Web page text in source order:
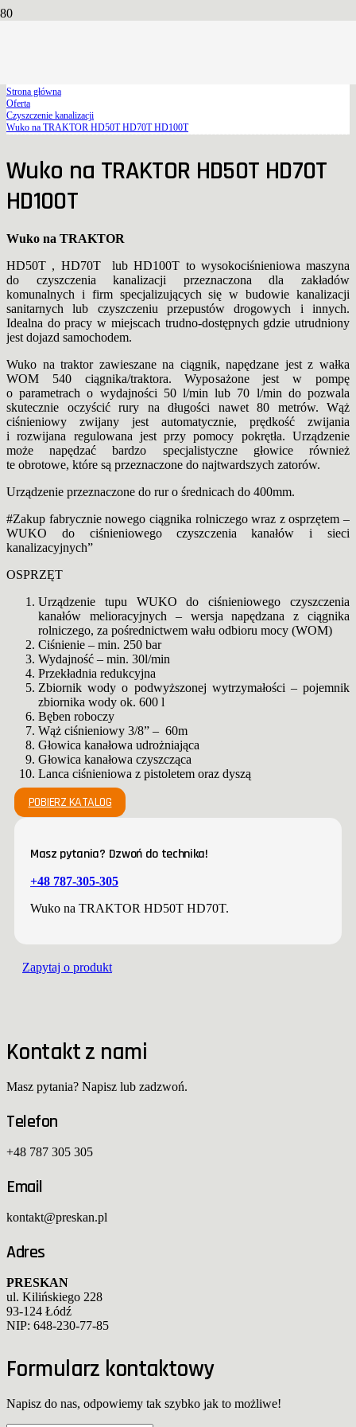
Strona główna
Oferta
Czyszczenie kanalizacji
Wuko na TRAKTOR HD50T HD70T HD100T
Wuko na TRAKTOR HD50T HD70T
HD100T
Wuko na TRAKTOR
HD50T , HD70T lub HD100T to wysokociśnieniowa maszyna
do czyszczenia kanalizacji przeznaczona dla zakładów
komunalnych i firm specjalizujących się w budowie kanalizacji
sanitarnych lub czyszczeniu przepustów drogowych i innych.
Idealna do pracy w miejscach trudno-dostępnych gdzie utrudniony
jest dojazd samochodem.
Wuko na traktor zawieszane na ciągnik, napędzane jest z wałka
WOM 540 ciągnika/traktora. Wyposażone jest w pompę
o parametrach o wydajności 50 l/min lub 70 l/min do pozwala
skutecznie oczyścić rury na długości nawet 80 metrów. Wąż
ciśnieniowy zwijany jest automatycznie, prędkość zwijania
i rozwijana regulowana jest przy pomocy pokrętła. Urządzenie
może napędzać bardzo specjalistyczne głowice również
te obrotowe, które są przeznaczone do najtwardszych zatorów.
Urządzenie przeznaczone do rur o średnicach do 400mm.
#Zakup fabrycznie nowego ciągnika rolniczego wraz z osprzętem –
WUKO do ciśnieniowego czyszczenia kanałów i sieci
kanalizacyjnych”
OSPRZĘT
Urządzenie tupu WUKO do ciśnieniowego czyszczenia
kanałów melioracyjnych – wersja napędzana z ciągnika
rolniczego, za pośrednictwem wału odbioru mocy (WOM)
Ciśnienie – min. 250 bar
Wydajność – min. 30l/min
Przekładnia redukcyjna
Zbiornik wody o podwyższonej wytrzymałości – pojemnik
zbiornika wody ok. 600 l
Bęben roboczy
Wąż ciśnieniowy 3/8” – 60m
Głowica kanałowa udrożniająca
Głowica kanałowa czyszcząca
Lanca ciśnieniowa z pistoletem oraz dyszą
POBIERZ KATALOG
Masz pytania? Dzwoń do technika!
+48 787-305-305
Wuko na TRAKTOR HD50T HD70T.
Zapytaj o produkt
Kontakt z nami
Masz pytania? Napisz lub zadzwoń.
Telefon
+48 787 305 305
Email
kontakt@preskan.pl
Adres
PRESKAN
ul. Kilińskiego 228
93-124 Łódź
NIP: 648-230-77-85
Formularz kontaktowy
Napisz do nas, odpowiemy tak szybko jak to możliwe!